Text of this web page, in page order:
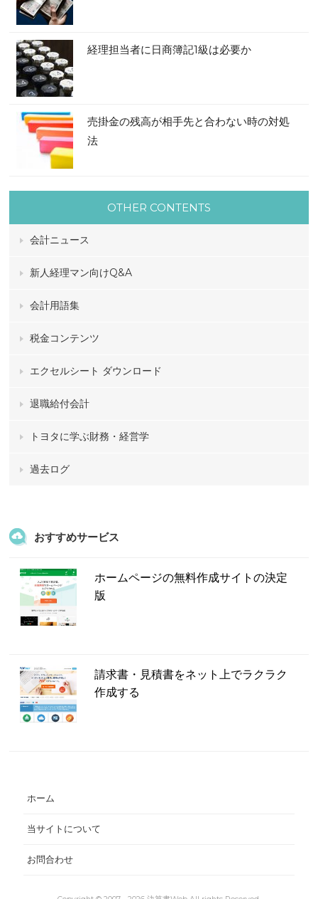
経理担当者に日商簿記1級は必要か
売掛金の残高が相手先と合わない時の対処
法
OTHER CONTENTS
会計ニュース
新人経理マン向けQ&A
会計用語集
税金コンテンツ
エクセルシート ダウンロード
退職給付会計
トヨタに学ぶ財務・経営学
過去ログ
おすすめサービス
ホームページの無料作成サイトの決定
版
請求書・見積書をネット上でラクラク
作成する
ホーム
当サイトについて
お問合わせ